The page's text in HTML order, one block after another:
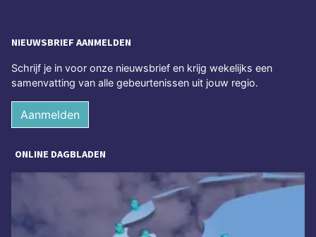
NIEUWSBRIEF AANMELDEN
Schrijf je in voor onze nieuwsbrief en krijg wekelijks een
samenvatting van alle gebeurtenissen uit jouw regio.
Aanmelden
ONLINE DAGBLADEN